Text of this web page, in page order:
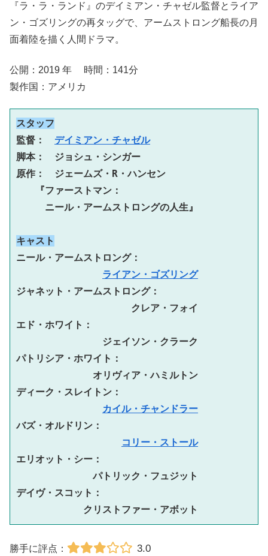
『ラ・ラ・ランド』のデイミアン・チャゼル監督とライア
ン・ゴズリングの再タッグで、アームストロング船長の月
面着陸を描く人間ドラマ。
公開：2019 年 時間：141分
製作国：アメリカ
スタッフ
監督： デイミアン・チャゼル
脚本：　ジョシュ・シンガー
原作：　ジェームズ・R・ハンセン
『ファーストマン：
ニール・アームストロングの人生』
キャスト
ニール・アームストロング：
ライアン・ゴズリング
ジャネット・アームストロング：
クレア・フォイ
エド・ホワイト：
ジェイソン・クラーク
パトリシア・ホワイト：
オリヴィア・ハミルトン
ディーク・スレイトン：
カイル・チャンドラー
バズ・オルドリン：
コリー・ストール
エリオット・シー：
パトリック・フュジット
デイヴ・スコット：
クリストファー・アボット
勝手に評点： 3.0